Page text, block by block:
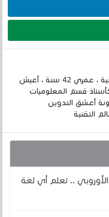
إسمي الكامل الحسين مزواد ، مغربي الجنسية ، عمري 42 سنة ، أعيش
قسم المعلوميات
أعشق التدوين
التقنية
.. تعلم أي لغة